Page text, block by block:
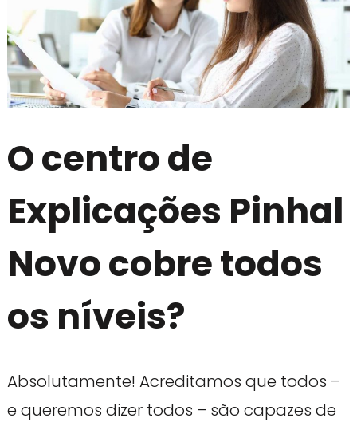
O centro de
Explicações Pinhal
Novo cobre todos
os níveis?
Absolutamente! Acreditamos que todos –
e queremos dizer todos – são capazes de